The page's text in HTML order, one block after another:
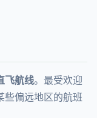
飞航线。最受欢迎
些偏远地区的航班